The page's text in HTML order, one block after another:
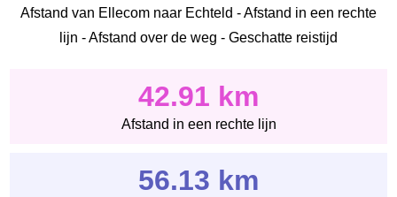
Afstand van Ellecom naar Echteld - Afstand in een rechte
lijn - Afstand over de weg - Geschatte reistijd
42.91 km
Afstand in een rechte lijn
56.13 km